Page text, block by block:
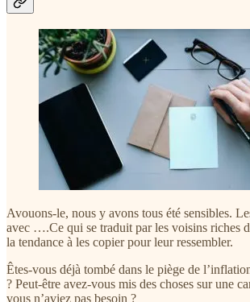
Avouons-le, nous y avons tous été sensibles.
avec ….Ce qui se traduit par les voisins riches
la tendance à les copier pour leur ressembler.
Êtes-vous déjà tombé dans le piège de
? Peut-être avez-vous mis des choses sur une
vous n’aviez pas besoin ?